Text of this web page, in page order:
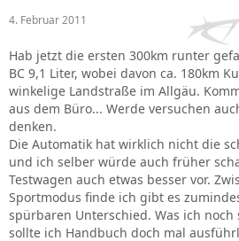
4. Februar 2011
Hab jetzt die ersten 300km runter
BC 9,1 Liter, wobei davon ca. 180km
winkelige Landstraße im Allgäu.
aus dem Büro... Werde versuchen
denken.
Die Automatik hat wirklich nicht die
und ich selber würde auch früher
Testwagen auch etwas besser vor.
Sportmodus finde ich gibt es
spürbaren Unterschied. Was ich
sollte ich Handbuch doch mal